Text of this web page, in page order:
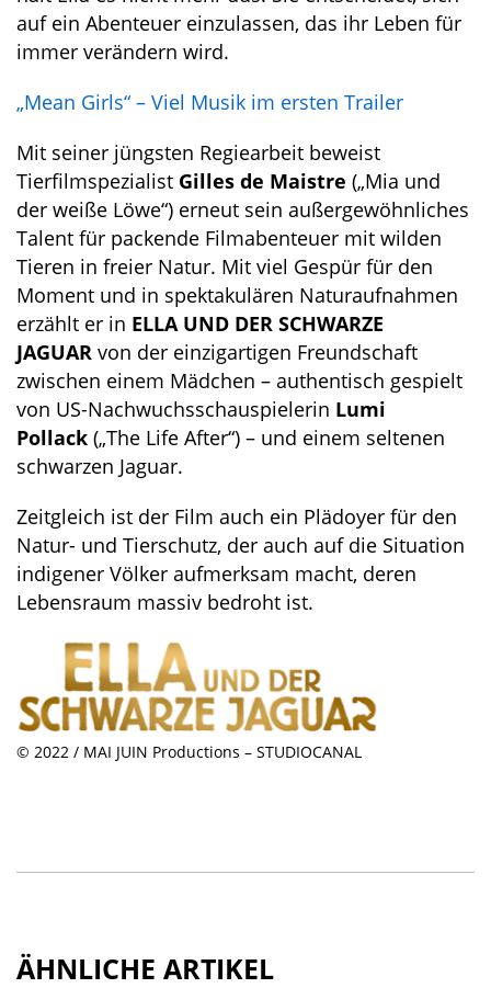
auf ein Abenteuer einzulassen, das ihr Leben für
immer verändern wird.
„Mean Girls“ – Viel Musik im ersten Trailer
Mit seiner jüngsten Regiearbeit beweist
Tierfilmspezialist Gilles de Maistre („Mia und
der weiße Löwe“) erneut sein außergewöhnliches
Talent für packende Filmabenteuer mit wilden
Tieren in freier Natur. Mit viel Gespür für den
Moment und in spektakulären Naturaufnahmen
erzählt er in ELLA UND DER SCHWARZE
JAGUAR von der einzigartigen Freundschaft
zwischen einem Mädchen – authentisch gespielt
von US-Nachwuchsschauspielerin Lumi
Pollack („The Life After“) – und einem seltenen
schwarzen Jaguar.
Zeitgleich ist der Film auch ein Plädoyer für den
Natur- und Tierschutz, der auch auf die Situation
indigener Völker aufmerksam macht, deren
Lebensraum massiv bedroht ist.
© 2022 / MAI JUIN Productions – STUDIOCANAL
ÄHNLICHE ARTIKEL